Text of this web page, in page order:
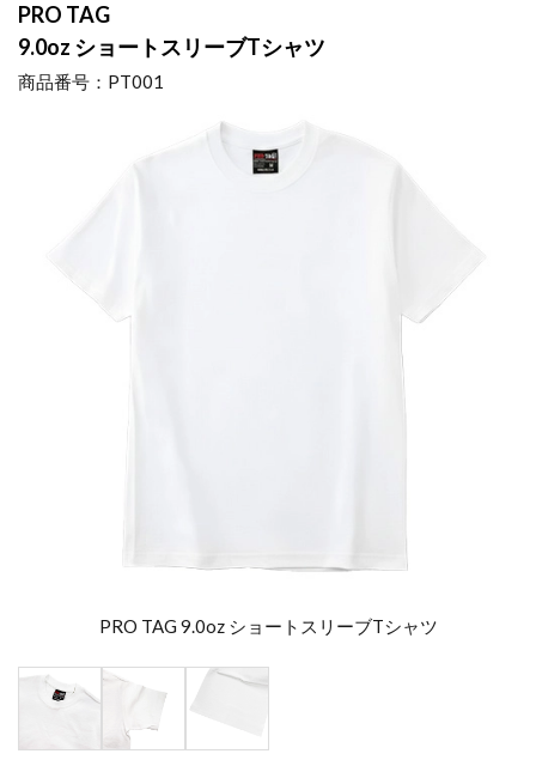
PRO TAG
9.0oz ショートスリーブTシャツ
商品番号：PT001
PRO TAG 9.0oz ショートスリーブTシャツ